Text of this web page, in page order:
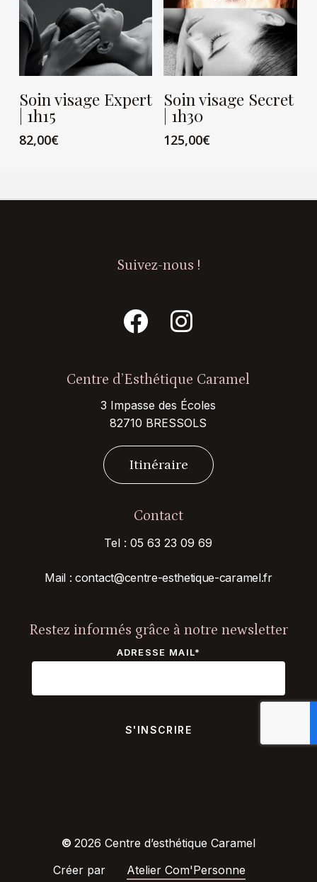
VIEW CARD
Soin visage Expert
| 1h15
82,00€
VIEW CARD
Soin visage Secret
| 1h30
125,00€
Suivez-nous !
Centre d’Esthétique Caramel
3 Impasse des Écoles
82710 BRESSOLS
Itinéraire
Contact
Tel :05 63 23 09 69
Mail :contact@centre-esthetique-caramel.fr
Restez informés grâce à notre newsletter
ADRESSE MAIL*
© 2026 Centre d’esthétique Caramel
Créer par
Atelier Com'Personne